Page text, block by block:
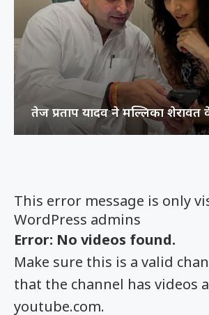
This error message is only
WordPress admins
Error: No videos found.
Make sure this is a valid
that the channel has videos
youtube.com.
तेज प्रताप यादव ने मल्लिका शेरावत